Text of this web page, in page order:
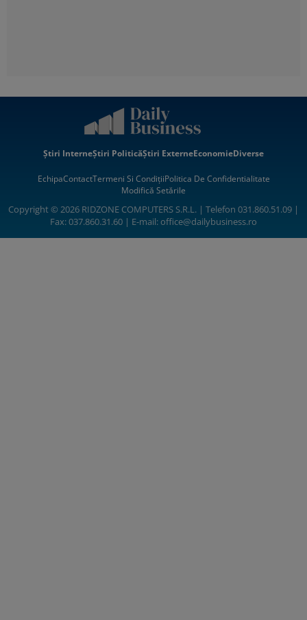
Știri InterneȘtiri PoliticăȘtiri ExterneEconomieDiverse
EchipaContactTermeni Si CondițiiPolitica De Confidentialitate
Modifică Setările
Copyright © 2026 RIDZONE COMPUTERS S.R.L. | Telefon 031.860.51.09 |
Fax: 037.860.31.60 | E-mail:office@dailybusiness.ro